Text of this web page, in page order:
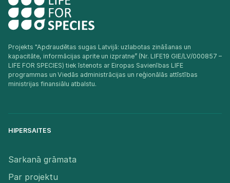
Projekts "Apdraudētas sugas Latvijā: uzlabotas zināšanas un
kapacitāte, informācijas aprite un izpratne” (Nr. LIFE19 GIE/LV/000857 –
LIFE FOR SPECIES) tiek īstenots ar Eiropas Savienības LIFE
programmas un Viedās administrācijas un reģionālās attīstības
ministrijas finansiālu atbalstu.​
HIPERSAITES
Sarkanā grāmata
Par projektu